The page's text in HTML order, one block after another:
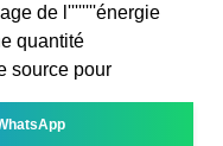
de l''''''''énergie
quantité
source pour